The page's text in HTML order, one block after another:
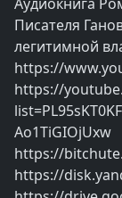
Писателя
легитимной
https://
https://
Ao1TiGIOjUxw
https://
https://